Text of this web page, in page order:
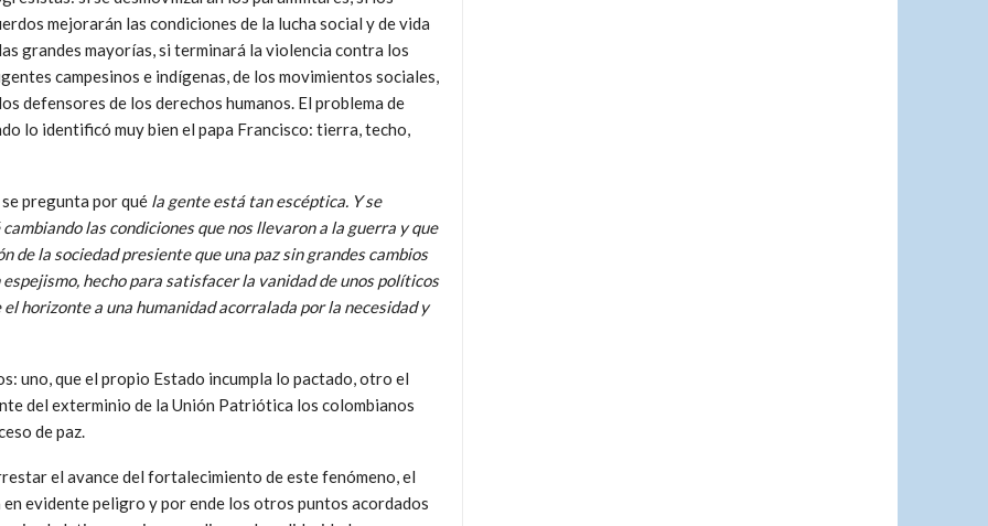
mejorarán las condiciones de la lucha social y de vida
grandes mayorías, si terminará la violencia contra los
campesinos e indígenas, de los movimientos sociales,
defensores de los derechos humanos. El problema de
lo identificó muy bien el papa Francisco: tierra, techo,
pregunta por qué la gente está tan escéptica. Y se
las condiciones que nos llevaron a la guerra y que
de la sociedad presiente que una paz sin grandes cambios
hecho para satisfacer la vanidad de unos políticos
horizonte a una humanidad acorralada por la necesidad y
uno, que el propio Estado incumpla lo pactado, otro el
del exterminio de la Unión Patriótica los colombianos
de paz.
el avance del fortalecimiento de este fenómeno, el
evidente peligro y por ende los otros puntos acordados